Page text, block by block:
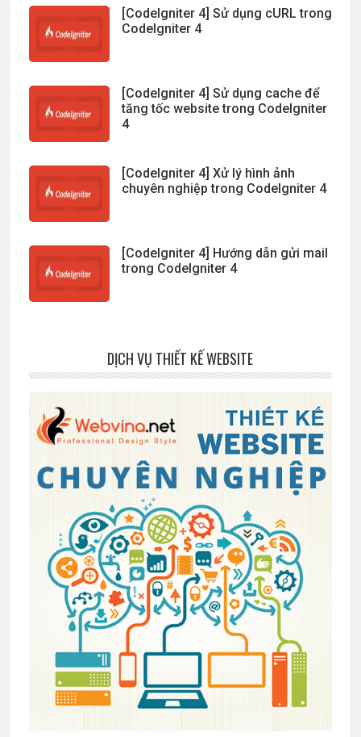
[CodeIgniter 4] Sử dụng cURL trong
CodeIgniter 4
[CodeIgniter 4] Sử dụng cache để
tăng tốc website trong CodeIgniter
4
[CodeIgniter 4] Xử lý hình ảnh
chuyên nghiệp trong CodeIgniter 4
[CodeIgniter 4] Hướng dẫn gửi mail
trong CodeIgniter 4
DỊCH VỤ THIẾT KẾ WEBSITE